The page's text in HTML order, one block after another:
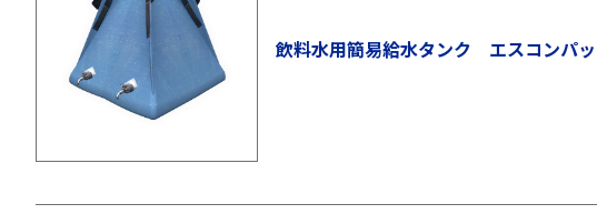
飲料水用簡易給水タンク エスコンパ